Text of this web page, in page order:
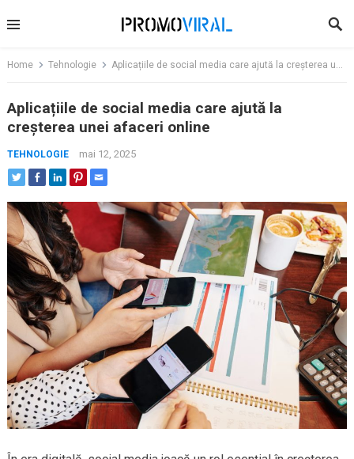
to
Home Tehnologie Aplicațiile de social media care ajută la creșterea unei afaceri online
Aplicațiile de social media care ajută la
creșterea unei afaceri online
TEHNOLOGIE mai 12, 2025